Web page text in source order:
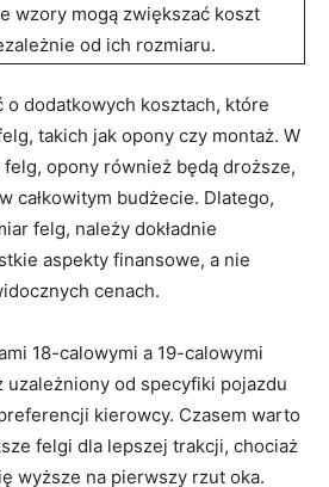
wzory mogą zwiększać koszt
od ich rozmiaru.
o dodatkowych kosztach, które
takich jak opony ‍czy montaż. W⁢
opony⁤ również‍ będą droższe,
całkowitym budżecie. Dlatego,
felg, należy dokładnie
aspekty ⁣finansowe, a​ nie
cenach.
18-calowymi a ⁢19-calowymi
od ⁢specyfiki pojazdu
kierowcy. ​Czasem warto
felgi‌ dla ⁢lepszej trakcji, chociaż
wyższe na pierwszy rzut oka.